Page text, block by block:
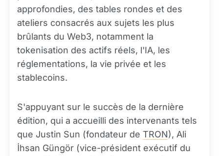
approfondies, des tables rondes et des
ateliers consacrés aux sujets les plus
brûlants du Web3, notamment la
tokenisation des actifs réels, l'IA, les
réglementations, la vie privée et les
stablecoins.
S'appuyant sur le succès de la dernière
édition, qui a accueilli des intervenants tels
que Justin Sun (fondateur de TRON), Ali
İhsan Güngör (vice-président exécutif du